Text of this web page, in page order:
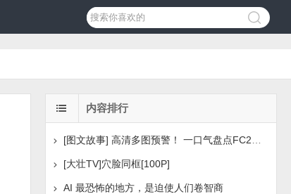
内容排行
[大壮TV]穴脸同框[100P]
AI 最恐怖的地方，是迫使人们卷智商